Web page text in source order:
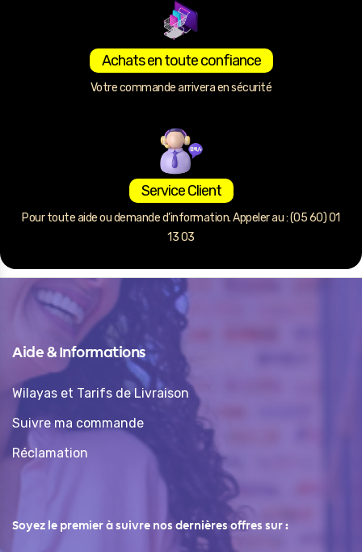
Achats en toute confiance
Votre commande arrivera en sécurité
Service Client
Pour toute aide ou demande d’information. Appeler au : (05 60) 01
13 03
Aide & Informations
Wilayas et Tarifs de Livraison
Suivre ma commande
Réclamation
Soyez le premier à suivre nos dernières offres sur :